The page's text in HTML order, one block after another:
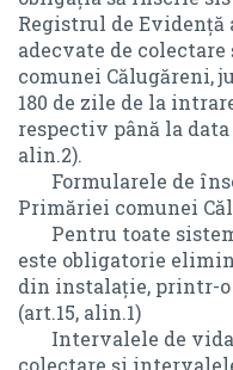
STIRI & EVENIMENTE
ANUNTURI PUBLICE
STATUTUL UNITĂȚII
PROCESELE VERBALE
REGULAMENTELE
HOTĂRÂRILE
PROIECT SIPOCA 35
PLAN URBANISTIC
STIRI &
ANUNTURI
Monitorul Oficial
STATUTUL
PROCESELE
LOCAL
Registrul de
adecvate de
comunei Călugăreni,
180 de zile de la
respectiv până la data
alin.2).
Formularele de
Primăriei comunei
Pentru toate
este obligatorie
din instalaţie, printr-
(art.15, alin.1)
Intervalele de
colectare şi